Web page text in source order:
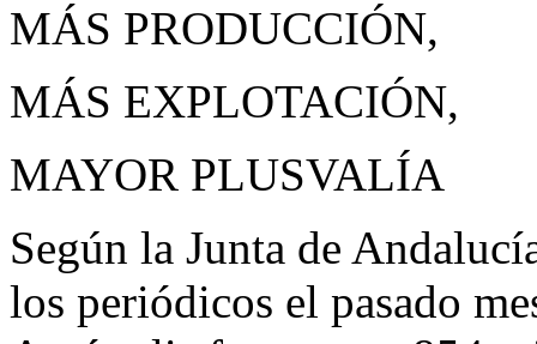
MÁS PRODUCCIÓN,
MÁS EXPLOTACIÓN,
MAYOR PLUSVALÍA
Según la Junta de
los periódicos el pasado